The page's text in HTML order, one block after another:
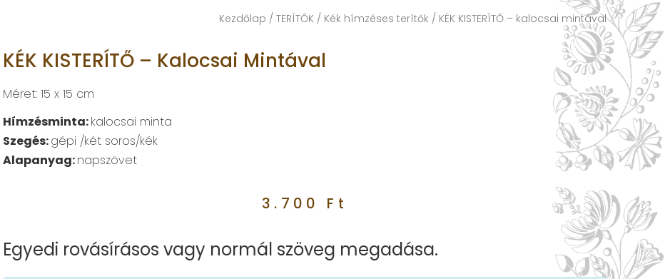
Kezdőlap / TERÍTŐK / Kék hímzéses terítők / KÉK KISTERÍTŐ – kalocsai mintával
KÉK KISTERÍTŐ – Kalocsai Mintával
Méret: 15 x 15 cm
Hímzésminta:kalocsai minta
Szegés:gépi /két soros/kék
Alapanyag:napszövet
3.700 Ft
Egyedi rovásírásos vagy normál szöveg megadása.